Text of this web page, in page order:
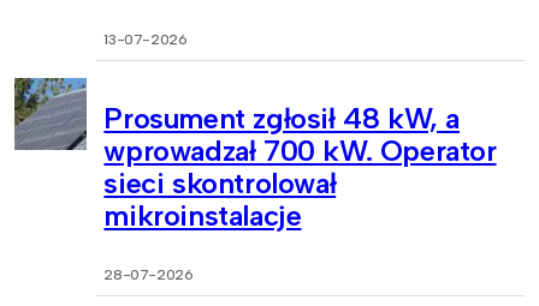
13-07-2026
Prosument zgłosił 48 kW, a
wprowadzał 700 kW. Operator
sieci skontrolował
mikroinstalacje
28-07-2026